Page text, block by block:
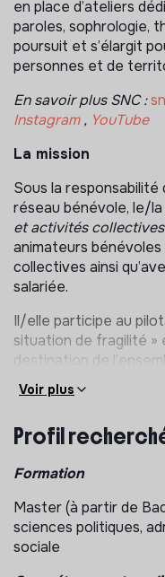
en place d’ateliers
paroles, sophrologie,
poursuit et s’élargit
personnes et de
En savoir plus SNC :
Instagram , YouTube
La mission
Sous la responsabilité
réseau bénévole, le/la
et activités collectives
animateurs
collectives ainsi
salariée.
Il/elle participe au
situation de fragilité
destination de
accompagnées. Il/elle
suivantes :
Participer au
Renforcer la
(recherche de
appui aux
participation à la
Voir plus
Profil
Formation
Master (à partir de
sciences politiques,
sociale